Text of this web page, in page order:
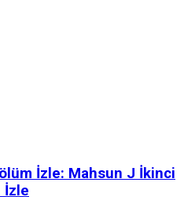
İzle: Mahsun J İkinci
İzle